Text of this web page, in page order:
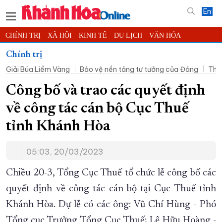
En
CHÍNH TRỊ XÃ HỘI KINH TẾ DU LỊCH VĂN HÓA
THỂ THAO
KHOA HỌC - CÔNG NGHỆ PHÁP LUẬT BẠN ĐỌC PHÓNG SỰ
THẾ GIỚI MULTIMEDIA VIDEO ĐỌC BÁO ONLINE
PODCAST THÔNG TIN - QUẢNG CÁO
QUY HOẠCH TỈNH KHÁNH HÒA
CHUNG TAY CẢI CÁCH HÀNH CHÍNH
XÂY DỰNG NÔNG THÔN MỚI LỊCH CẮT ĐIỆN
TÀU - XE - MÁY BAY
KỶ NIỆM 370 NĂM XÂY DỰNG VÀ PHÁT TRIỂN TỈNH KHÁNH HÒA
Chính trị
Giải Búa Liềm Vàng
Bảo vệ nền tảng tư tưởng của Đảng
Công bố và trao các quyết định
về công tác cán bộ Cục Thuế
tỉnh Khánh Hòa
05:03, 20/03/2023
Chiều 20-3, Tổng Cục Thuế tổ chức lễ công bố các
quyết định về công tác cán bộ tại Cục Thuế tỉnh
Khánh Hòa. Dự lễ có các ông: Vũ Chí Hùng - Phó